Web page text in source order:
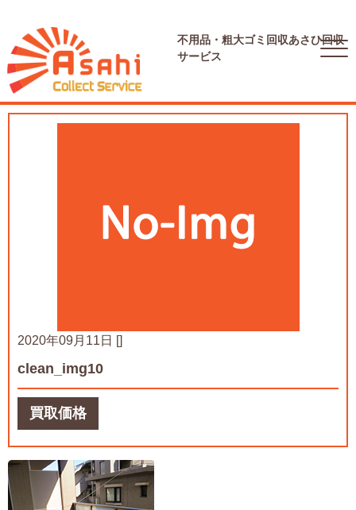
不用品・粗大ゴミ回収あさひ回収
サービス
2020年09月11日 []
clean_img10
買取価格